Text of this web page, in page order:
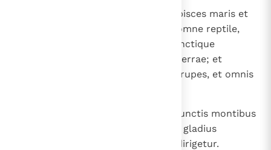
et commovebuntur a facie mea pisces maris et
volucres caeli et bestiae agri et omne reptile,
quod movetur super humum, cunctique
homines, qui sunt super faciem terrae; et
subvertentur montes, et cadent rupes, et omnis
Et convocabo adversus eum in cunctis montibus
meis gladium, ait Dominus Deus; gladius
uniuscuiusque in fratrem suum dirigetur.